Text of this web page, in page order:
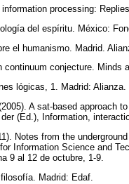
processing:
del espíritu. México:
el humanismo. Madrid.
continuum conjecture. Minds
lógicas, 1. Madrid: Alianza.
A sat-based approach
(Ed.), Information,
Notes from the
Information Science and
9 al 12 de octubre, 1-9.
Madrid: Edaf.